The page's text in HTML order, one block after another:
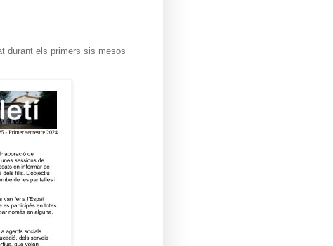
durant els primers sis mesos